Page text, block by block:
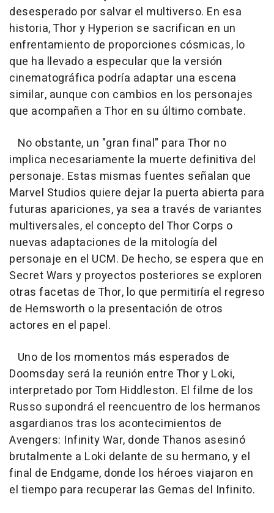
desesperado por salvar el multiverso. En esa
historia, Thor y Hyperion se sacrifican en un
enfrentamiento de proporciones cósmicas, lo
que ha llevado a especular que la versión
cinematográfica podría adaptar una escena
similar, aunque con cambios en los personajes
que acompañen a Thor en su último combate.
No obstante, un "gran final" para Thor no
implica necesariamente la muerte definitiva del
personaje. Estas mismas fuentes señalan que
Marvel Studios quiere dejar la puerta abierta para
futuras apariciones, ya sea a través de variantes
multiversales, el concepto del Thor Corps o
nuevas adaptaciones de la mitología del
personaje en el UCM. De hecho, se espera que en
Secret Wars y proyectos posteriores se exploren
otras facetas de Thor, lo que permitiría el regreso
de Hemsworth o la presentación de otros
actores en el papel.
Uno de los momentos más esperados de
Doomsday será la reunión entre Thor y Loki,
interpretado por Tom Hiddleston. El filme de los
Russo supondrá el reencuentro de los hermanos
asgardianos tras los acontecimientos de
Avengers: Infinity War, donde Thanos asesinó
brutalmente a Loki delante de su hermano, y el
final de Endgame, donde los héroes viajaron en
el tiempo para recuperar las Gemas del Infinito.